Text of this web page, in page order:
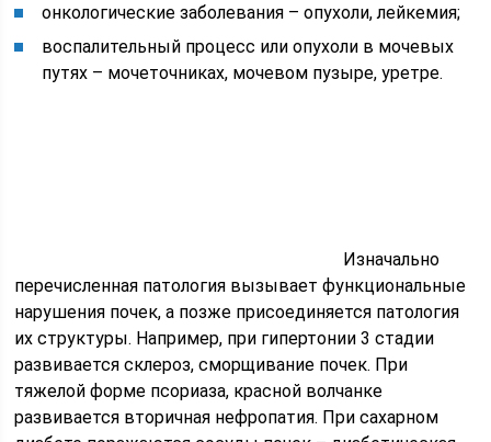
онкологические заболевания – опухоли, лейкемия;
воспалительный процесс или опухоли в мочевых
путях – мочеточниках, мочевом пузыре, уретре.
Изначально
перечисленная патология вызывает функциональные
нарушения почек, а позже присоединяется патология
их структуры. Например, при гипертонии 3 стадии
развивается склероз, сморщивание почек. При
тяжелой форме псориаза, красной волчанке
развивается вторичная нефропатия. При сахарном